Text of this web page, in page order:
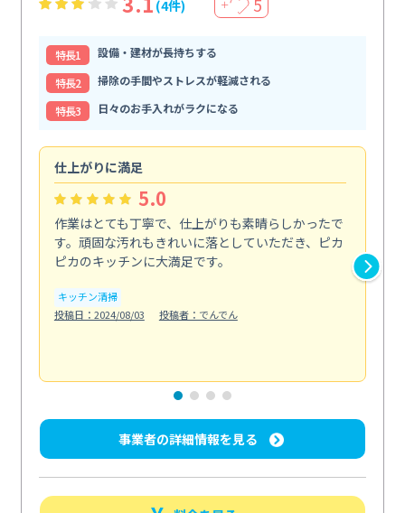
(4件) ＋ 5
特⻑1
設備・建材が長持ちする
特⻑2
掃除の手間やストレスが軽減される
特⻑3
日々のお手入れがラクになる
仕上がりに満足
5.0
作業はとても丁寧で、仕上がりも素晴らしかったで
す。頑固な汚れもきれいに落としていただき、ピカ
ピカのキッチンに大満足です。
キッチン清掃
投稿日：2024/08/03
投稿者：でんでん
事業者の詳細情報を見る